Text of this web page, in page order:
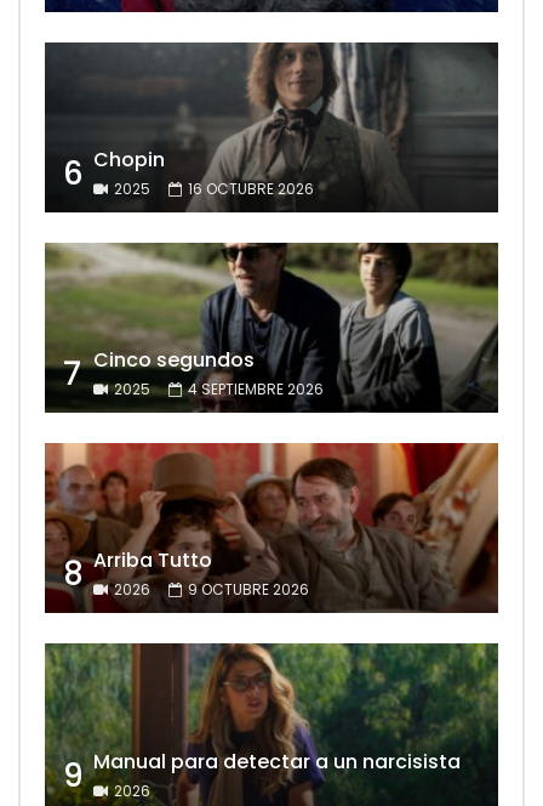
6 Chopin
2025 16 OCTUBRE 2026
7 Cinco segundos
2025 4 SEPTIEMBRE 2026
8 Arriba Tutto
2026 9 OCTUBRE 2026
9 Manual para detectar a un narcisista
2026